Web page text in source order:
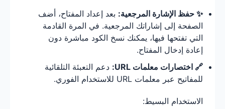
✨ حفظ الإشارة المرجعية: بعد إعداد المفتاح، أضف
الصفحة إلى إشاراتك المرجعية. في المرة القادمة
التي تفتحها فيها، يمكنك نسخ الكود مباشرة دون
إعادة إدخال المفتاح.
🔗 اختصارات معلمات URL:
دعم التعبئة التلقائية
للمفاتيح عبر معلمات URL للاستخدام الفوري.
الاستخدام البسيط: